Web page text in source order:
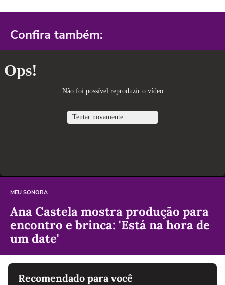
Confira também:
MEU SONORA
Ana Castela mostra produção para
encontro e brinca: 'Está na hora de
um date'
Recomendado para você